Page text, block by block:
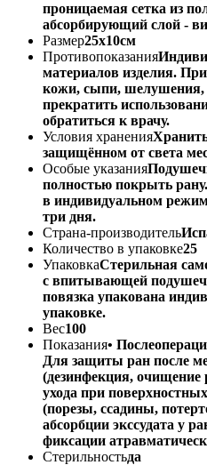
проницаемая сетка из
абсорбирующий слой -
Размер25x10см
Противопоказания
материалов изделия.
кожи, сыпи, шелушения,
прекратить
обратиться к врачу.
Условия хранения
защищённом от света
Особые указания
полностью покрыть
в индивидуальном
три дня.
Страна-производитель
Количество в упаковке25
УпаковкаСтерильная
с впитывающей
повязка упакована
упаковке.
Вес100
Показания•
Для защиты ран после
(дезинфекция, очищение
ухода при
(порезы, ссадины,
абсорбции экссудата у
фиксации
Стерильностьда